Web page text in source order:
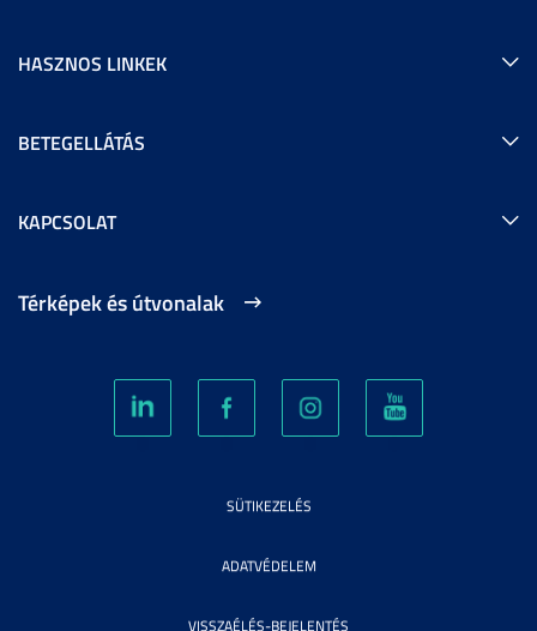
HASZNOS LINKEK
BETEGELLÁTÁS
KAPCSOLAT
Térképek és útvonalak
SÜTIKEZELÉS
ADATVÉDELEM
VISSZAÉLÉS-BEJELENTÉS